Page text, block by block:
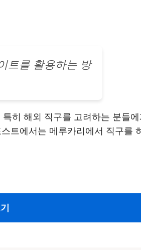
트를 활용하는 방
히 해외 직구를 고려하는 분들
트에서는 메루카리에서 직구를